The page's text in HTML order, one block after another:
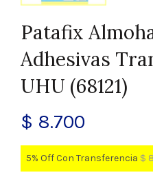
Patafix
Adhesivas
UHU (68121)
$ 8.700
5% Off Con Transferencia $